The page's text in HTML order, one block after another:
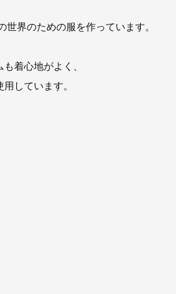
界のための服を作っています。
着心地がよく、
しています。